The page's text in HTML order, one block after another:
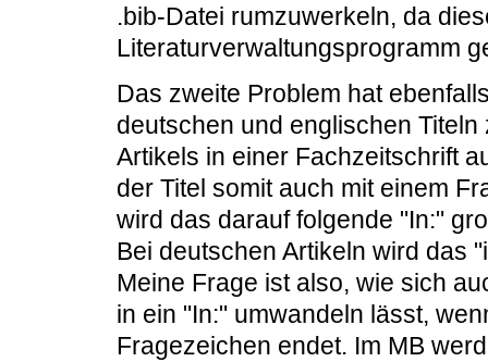
.bib-Datei rumzuwerkeln, da
Literaturverwaltungsprogramm
Das zweite Problem hat
deutschen und englischen
Artikels in einer Fachzeitschrift
der Titel somit auch mit einem
wird das darauf folgende "In:"
Bei deutschen Artikeln wird das
Meine Frage ist also, wie sich
in ein "In:" umwandeln lässt,
Fragezeichen endet. Im MB